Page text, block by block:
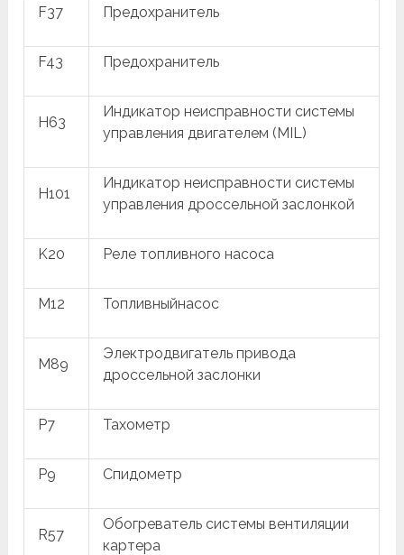
F37 Предохранитель
F43 Предохранитель
H63
Индикатор неисправности системы
управления двигателем (MIL)
H101
Индикатор неисправности системы
управления дроссельной заслонкой
K20 Реле топливного насоса
M12 Топливныйнасос
M89
Электродвигатель привода
дроссельной заслонки
P7 Тахометр
P9 Спидометр
R57
Обогреватель системы вентиляции
картера